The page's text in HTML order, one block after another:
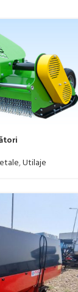
,Utilaje